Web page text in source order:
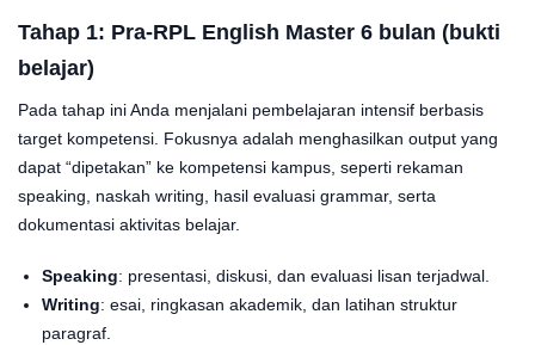
Tahap 1: Pra-RPL English Master 6 bulan (bukti
belajar)
Pada tahap ini Anda menjalani pembelajaran intensif berbasis
target kompetensi. Fokusnya adalah menghasilkan output yang
dapat “dipetakan” ke kompetensi kampus, seperti rekaman
speaking, naskah writing, hasil evaluasi grammar, serta
dokumentasi aktivitas belajar.
Speaking: presentasi, diskusi, dan evaluasi lisan terjadwal.
Writing: esai, ringkasan akademik, dan latihan struktur
paragraf.